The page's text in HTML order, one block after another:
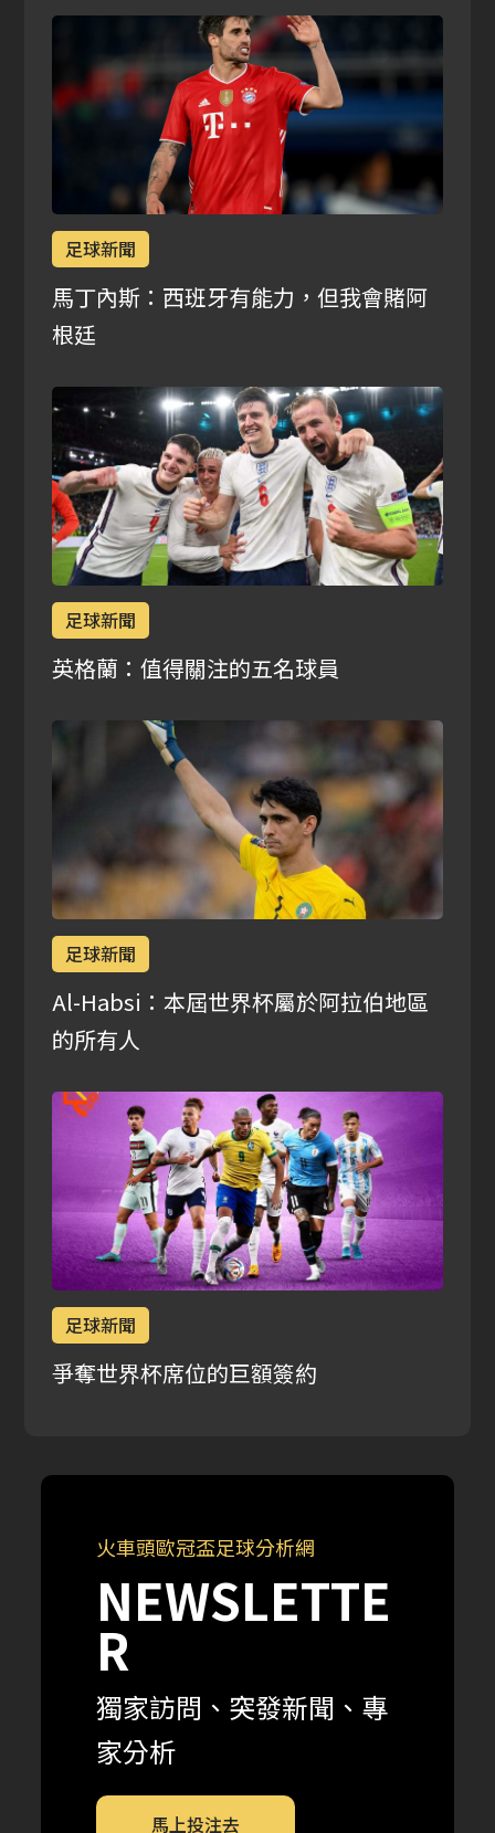
足球新聞
馬丁內斯：西班牙有能力，但我會賭阿
根廷
足球新聞
英格蘭：值得關注的五名球員
足球新聞
Al-Habsi：本屆世界杯屬於阿拉伯地區
的所有人
足球新聞
爭奪世界杯席位的巨額簽約
火車頭歐冠盃足球分析網
NEWSLETTE
R
獨家訪問、突發新聞、專
家分析
馬上投注去